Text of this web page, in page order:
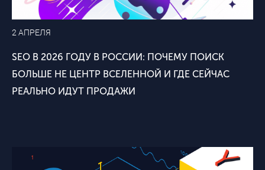
2 АПРЕЛЯ
SEO В 2026 ГОДУ В РОССИИ: ПОЧЕМУ ПОИСК
БОЛЬШЕ НЕ ЦЕНТР ВСЕЛЕННОЙ И ГДЕ СЕЙЧАС
РЕАЛЬНО ИДУТ ПРОДАЖИ